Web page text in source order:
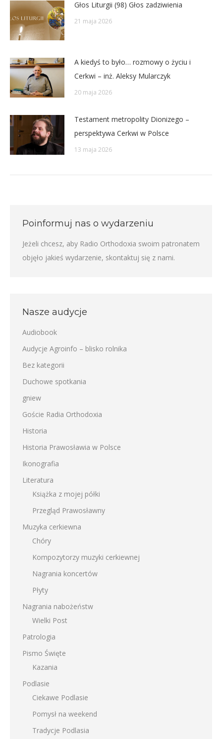
Głos Liturgii (98) Głos zadziwienia
21 maja 2026
A kiedyś to było… rozmowy o życiu i
Cerkwi – inż. Aleksy Mularczyk
20 maja 2026
Testament metropolity Dionizego –
perspektywa Cerkwi w Polsce
13 maja 2026
Poinformuj nas o wydarzeniu
Jeżeli chcesz, aby Radio Orthodoxia swoim patronatem
objęło jakieś wydarzenie, skontaktuj się z nami.
Nasze audycje
Audiobook
Audycje Agroinfo – blisko rolnika
Bez kategorii
Duchowe spotkania
gniew
Goście Radia Orthodoxia
Historia
Historia Prawosławia w Polsce
Ikonografia
Literatura
Książka z mojej półki
Przegląd Prawosławny
Muzyka cerkiewna
Chóry
Kompozytorzy muzyki cerkiewnej
Nagrania koncertów
Płyty
Nagrania nabożeństw
Wielki Post
Patrologia
Pismo Święte
Kazania
Podlasie
Ciekawe Podlasie
Pomysł na weekend
Tradycje Podlasia